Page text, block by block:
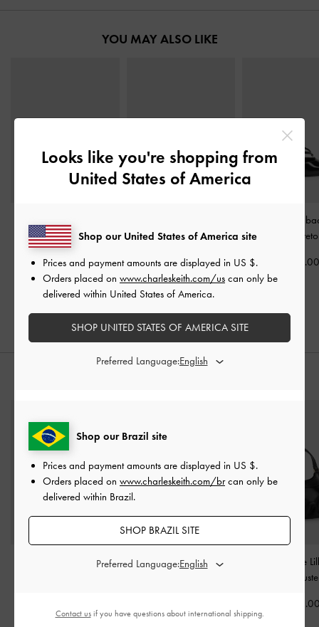
YOU MAY ALSO LIKE
com Verniz e Fivela
Metálica-Verniz-Preto
US$66.00
em Camurça Sintética
Preto Texturizado
US$66.00
Scarpins
Tiras em V
Bolsa Bucket Duo com
US$79.00
Bolsa de boliche Chance
US$129.00
Mini Bolsa Tote
Cordão de
Looks like you're shopping from
United States of America
Shop our Brazil site
Prices and payment amounts are displayed in US $.
Orders placed on www.charleskeith.com/brcan only be
delivered within Brazil.
SHOP BRAZIL SITE
Preferred Language:
Shop our United States of America site
Prices and payment amounts are displayed in US $.
Orders placed on www.charleskeith.com/us can only be
delivered within United States of America.
SHOP UNITED STATES OF AMERICA SITE
Preferred Language:
Contact usif you have questions about international shipping.